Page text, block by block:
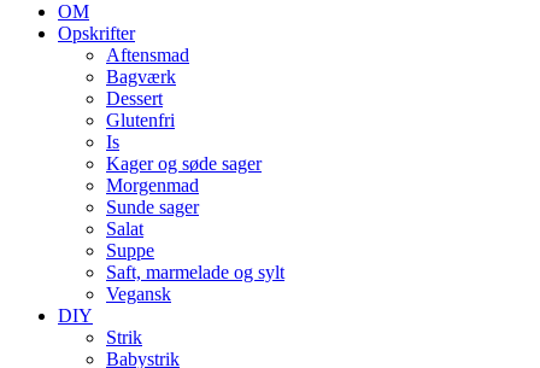
OM
Opskrifter
Aftensmad
Bagværk
Dessert
Glutenfri
Is
Kager og søde sager
Morgenmad
Sunde sager
Salat
Suppe
Saft, marmelade og sylt
Vegansk
DIY
Strik
Babystrik